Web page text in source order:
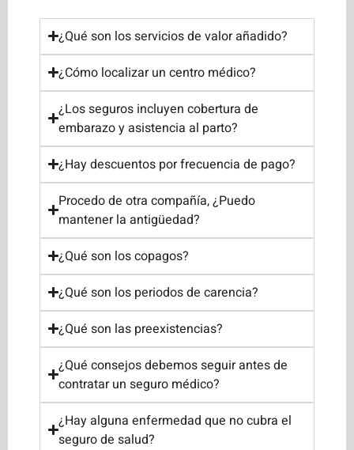
¿Qué son los servicios de valor añadido?
¿Cómo localizar un centro médico?
¿Los seguros incluyen cobertura de
embarazo y asistencia al parto?
¿Hay descuentos por frecuencia de pago?
Procedo de otra compañía, ¿Puedo
mantener la antigüedad?
¿Qué son los copagos?
¿Qué son los periodos de carencia?
¿Qué son las preexistencias?
¿Qué consejos debemos seguir antes de
contratar un seguro médico?
¿Hay alguna enfermedad que no cubra el
seguro de salud?